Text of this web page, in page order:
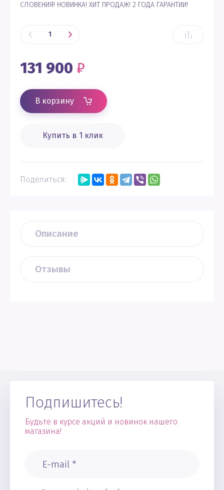
СЛОВЕНИЯ! НОВИНКА! ХИТ ПРОДАЖ! 2 ГОДА ГАРАНТИИ!
131 900 ₽
В корзину
Купить в 1 клик
Поделиться:
Описание
Отзывы
Подпишитесь!
Будьте в курсе акций и новинок нашего
магазина!